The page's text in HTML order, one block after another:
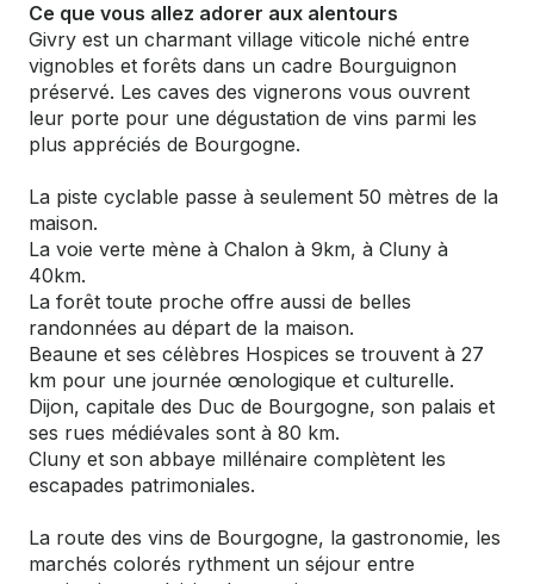
Ce que vous allez adorer aux alentours
Givry est un charmant village viticole niché entre
vignobles et forêts dans un cadre Bourguignon
préservé. Les caves des vignerons vous ouvrent
leur porte pour une dégustation de vins parmi les
plus appréciés de Bourgogne.
La piste cyclable passe à seulement 50 mètres de la
maison.
La voie verte mène à Chalon à 9km, à Cluny à
40km.
La forêt toute proche offre aussi de belles
randonnées au départ de la maison.
Beaune et ses célèbres Hospices se trouvent à 27
km pour une journée œnologique et culturelle.
Dijon, capitale des Duc de Bourgogne, son palais et
ses rues médiévales sont à 80 km.
Cluny et son abbaye millénaire complètent les
escapades patrimoniales.
La route des vins de Bourgogne, la gastronomie, les
marchés colorés rythment un séjour entre